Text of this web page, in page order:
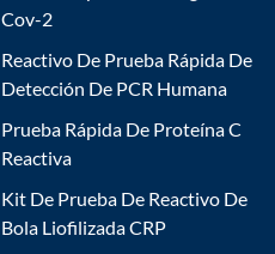
Cov-2
Reactivo De Prueba Rápida De
Detección De PCR Humana
Prueba Rápida De Proteína C
Reactiva
Kit De Prueba De Reactivo De
Bola Liofilizada CRP